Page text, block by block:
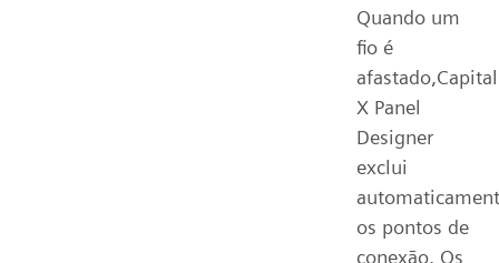
Quando um
fio é
afastado,Capital
X Panel
Designer
exclui
os pontos de
conexão. Os